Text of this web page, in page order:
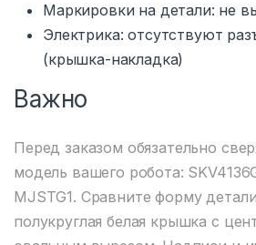
Маркировки на детали: не
Электрика: отсутствуют
(крышка-накладка)
Важно
Перед заказом обязательно
модель вашего робота:
MJSTG1. Сравните форму
полукруглая белая крышка с